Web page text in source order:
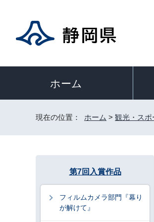
ホーム
現在の位置： ホーム > 観光・ス
第7回入賞作品
フィルムカメラ部門『幕り
が解けて』